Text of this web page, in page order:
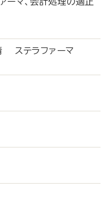
ステラファーマ